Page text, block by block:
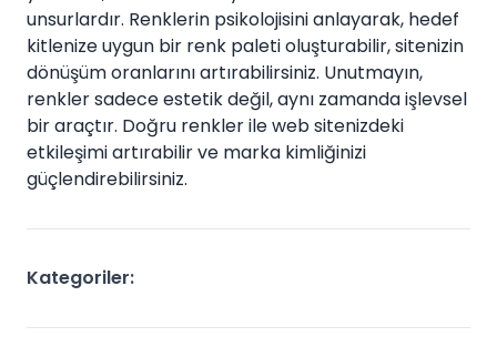
unsurlardır. Renklerin psikolojisini anlayarak, hedef
kitlenize uygun bir renk paleti oluşturabilir, sitenizin
dönüşüm oranlarını artırabilirsiniz. Unutmayın,
renkler sadece estetik değil, aynı zamanda işlevsel
bir araçtır. Doğru renkler ile web sitenizdeki
etkileşimi artırabilir ve marka kimliğinizi
güçlendirebilirsiniz.
Kategoriler: